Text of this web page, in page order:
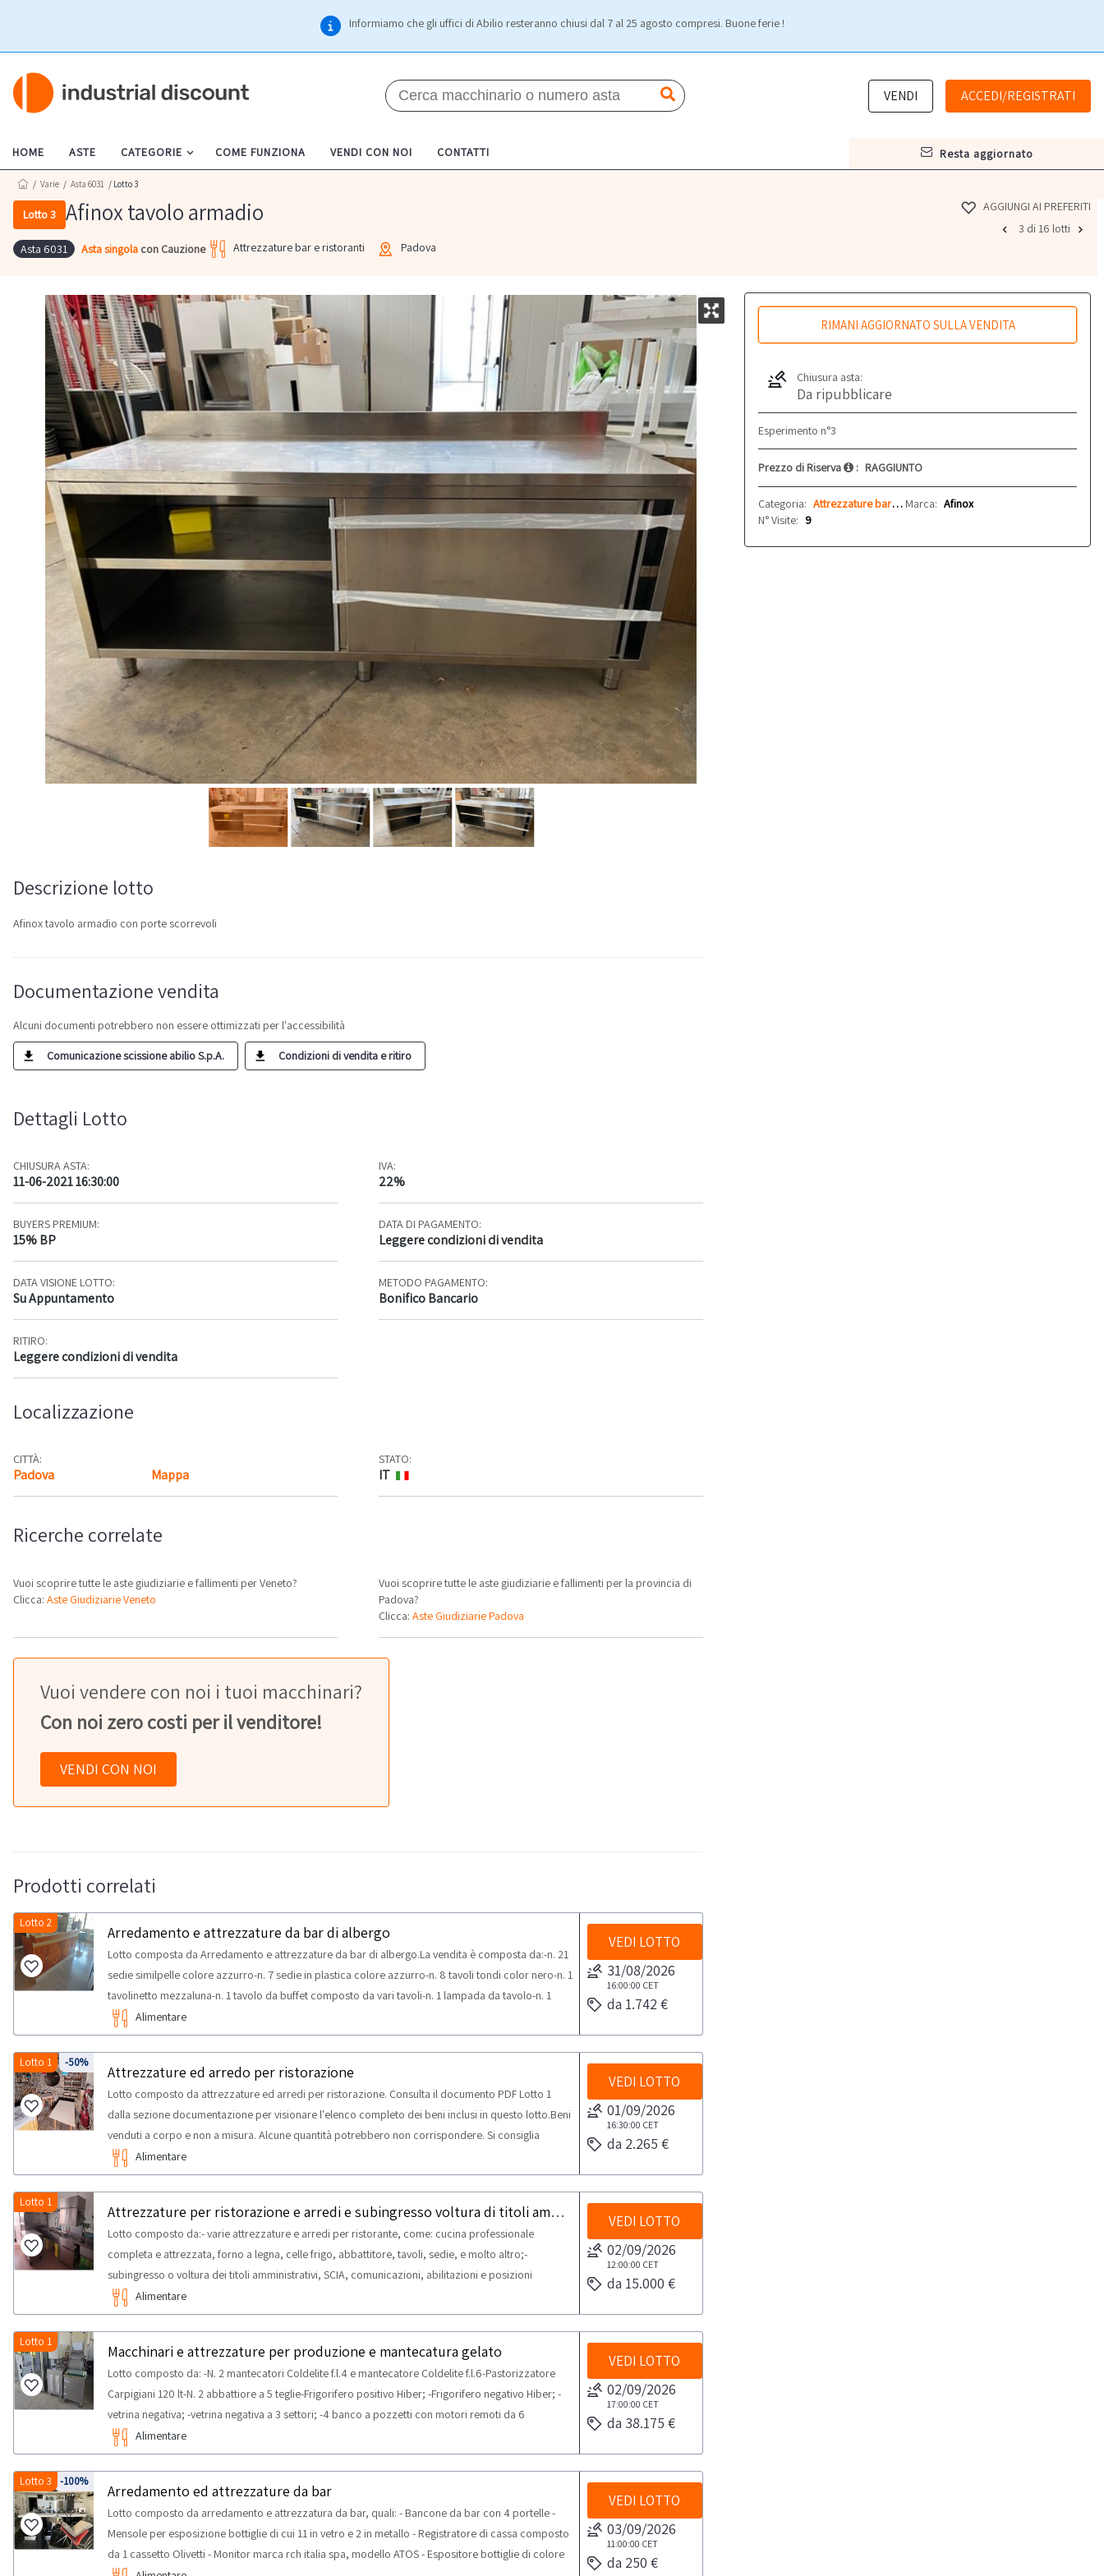
Informiamo che gli uffici di Abilio resteranno chiusi dal 7 al 25 agosto compresi. Buone ferie !
VENDI ACCEDI/REGISTRATI
HOME ASTE CATEGORIE COME FUNZIONA VENDI CON NOI CONTATTI resta aggiornato
/ Varie / Asta 6031 / Lotto 3
Lotto 3 Afinox tavolo armadio
Asta 6031 Asta singola con Cauzione Attrezzature bar e ristoranti Padova
AGGIUNGI AI PREFERITI
3 di 16 lotti
RIMANI AGGIORNATO SULLA VENDITA
Chiusura asta:
Da ripubblicare
Esperimento n°3
Prezzo di Riserva : RAGGIUNTO
Categoria: Attrezzature bar e ristoranti Marca: Afinox
N° Visite: 9
Descrizione lotto
Afinox tavolo armadio con porte scorrevoli
Documentazione vendita
Alcuni documenti potrebbero non essere ottimizzati per l'accessibilità
Comunicazione scissione abilio S.p.A. Condizioni di vendita e ritiro
Dettagli Lotto
CHIUSURA ASTA:
11-06-2021 16:30:00
IVA:
22%
BUYERS PREMIUM:
15% BP
DATA DI PAGAMENTO:
Leggere condizioni di vendita
DATA VISIONE LOTTO:
Su Appuntamento
METODO PAGAMENTO:
Bonifico Bancario
RITIRO:
Leggere condizioni di vendita
Localizzazione
CITTÀ:
Padova Mappa
STATO:
IT
Ricerche correlate
Vuoi scoprire tutte le aste giudiziarie e fallimenti per Veneto?
Clicca: Aste Giudiziarie Veneto
Vuoi scoprire tutte le aste giudiziarie e fallimenti per la provincia di
Padova?
Clicca:Aste Giudiziarie Padova
Vuoi vendere con noi i tuoi macchinari?
Con noi zero costi per il venditore!
VENDI CON NOI
Prodotti correlati
Lotto 2
Arredamento e attrezzature da bar di albergo
Lotto composta da Arredamento e attrezzature da bar di albergo.La vendita è composta da:-n. 21
sedie similpelle colore azzurro-n. 7 sedie in plastica colore azzurro-n. 8 tavoli tondi color nero-n. 1
tavolinetto mezzaluna-n. 1 tavolo da buffet composto da vari tavoli-n. 1 lampada da tavolo-n. 1
macchina caffè Wega-n. 1 macina caffè-n. 1 affettatrice R.G.V.-n. 1 tostapane Aristarco-n. 1
dispenser per succhi-n. 1 mobile legno a 4 sportelli-n. 1 mobile legno a 2 sportelli con mensole
portabicchieri in vetro-n. 1 bancone bar angolare con ripiano similmarmo con piccola
lavastoviglie, frigo a cassetti e sportelli, lavabo a 2 vasche.Beni venduti a corpo e non a misura.
Alcune quantità potrebbero non corrispondere. Si consiglia un’ispezione sul posto. NOTE PER
RITIRO:- tempistica massima prevista per lo svolgimento delle attività di ritiro dal giorno
concordato: 1 giorno- si consiglia di munirsi dei seguenti mezzi per il ritiro: Camion
Alimentare
VEDI LOTTO
31/08/2026
16:00:00 CET
da 1.742 €
-50%
Lotto 1
Attrezzature ed arredo per ristorazione
Lotto composto da attrezzature ed arredi per ristorazione. Consulta il documento PDF Lotto 1
dalla sezione documentazione per visionare l'elenco completo dei beni inclusi in questo lotto.Beni
venduti a corpo e non a misura. Alcune quantità potrebbero non corrispondere. Si consiglia
un’ispezione sul posto.NOTE PER RITIRO:- tempistica massima prevista per lo svolgimento delle
attività di ritiro dal giorno concordato: 2 giorni
Alimentare
VEDI LOTTO
01/09/2026
16:30:00 CET
da 2.265 €
Lotto 1
Attrezzature per ristorazione e arredi e subingresso voltura di titoli amministrativi di posizioni connesse all'attività
Lotto composto da:- varie attrezzature e arredi per ristorante, come: cucina professionale
completa e attrezzata, forno a legna, celle frigo, abbattitore, tavoli, sedie, e molto altro;-
subingresso o voltura dei titoli amministrativi, SCIA, comunicazioni, abilitazioni e posizioni
connesse all'esercizio dell'attività di ristorazione con somministrazione di alimenti e bevande
presso i predetti locali, nei soli limiti in cui tali titoli e posizioni siano trasferibili, volturabili o
utilizzabili nell'ambito della cessione.Consulta il documento PDF Lotto 1 dalla sezione
documentazione per visionare l'elenco completo dei beni inclusi in questo lotto.Beni venduti a
corpo e non a misura. Alcune quantità potrebbero non corrispondere. Si consiglia un’ispezione
sul posto.NOTE VENDITA:- L’offerente deve assumersi a proprio carico ogni verifica e
adempimento necessario ai fini dell’eventuale subingresso, voltura o nuova presentazione di SCIA,
titoli amministrativi, autorizzazioni, comunicazioni sanitarie e ogni altro adempimento
richiesto.NOTE PER RITIRO:- tempistica massima prevista per lo svolgimento delle attività di ritiro
gru e muletto
Alimentare
VEDI LOTTO
02/09/2026
12:00:00 CET
da 15.000 €
Lotto 1
Macchinari e attrezzature per produzione e mantecatura gelato
Lotto composto da: -N. 2 mantecatori Coldelite f.l.4 e mantecatore Coldelite f.l.6-Pastorizzatore
Carpigiani 120 lt-N. 2 abbattiore a 5 teglie-Frigorifero positivo Hiber; -Frigorifero negativo Hiber; -
vetrina negativa; -vetrina negativa a 3 settori; -4 banco a pozzetti con motori remoti da 6
carapine; -fontana di cioccolato a 2 motori e accessori vari. NOTE PER RITIRO: - tempistica
massima prevista per lo svolgimento delle attività di ritiro dal giorno concordato: 2 giorni - si
consiglia di munirsi dei seguenti mezzi per il ritiro: bilico
Alimentare
VEDI LOTTO
02/09/2026
17:00:00 CET
da 38.175 €
-100%
Lotto 3
Arredamento ed attrezzature da bar
Lotto composto da arredamento e attrezzatura da bar, quali: - Bancone da bar con 4 portelle -
Mensole per esposizione bottiglie di cui 11 in vetro e 2 in metallo - Registratore di cassa composto
da 1 cassetto Olivetti - Monitor marca rch italia spa, modello ATOS - Espositore bottiglie di colore
VEDI LOTTO
03/09/2026
11:00:00 CET
da 250 €